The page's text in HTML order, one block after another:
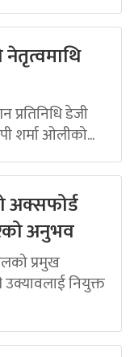
डेजी
शर्मा ओलीको...
अक्सफोर्ड
अनुभव
प्रमुख
उक्यावलाई नियुक्त